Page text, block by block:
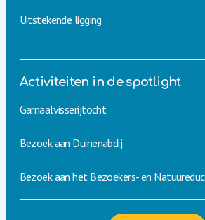
Uitstekende ligging
Activiteiten in de spotlight
Garnaalvisserijtocht
Bezoek aan Duinenabdij
Bezoek aan het Bezoekers- en